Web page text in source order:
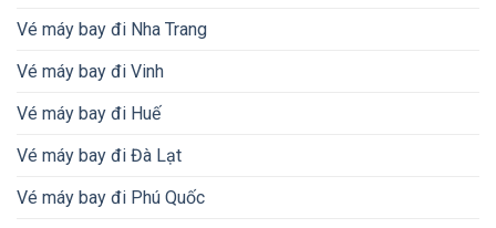
Vé máy bay đi Nha Trang
Vé máy bay đi Vinh
Vé máy bay đi Huế
Vé máy bay đi Đà Lạt
Vé máy bay đi Phú Quốc